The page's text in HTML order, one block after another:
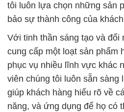
tôi luôn lựa chọn những sản
bảo sự thành công của
Với tinh thần sáng tạo và đổi
cung cấp một loạt sản phẩm
phục vụ nhiều lĩnh vực khác
viên chúng tôi luôn sẵn sàng
giúp khách hàng hiểu rõ về
năng, và ứng dụng để họ có